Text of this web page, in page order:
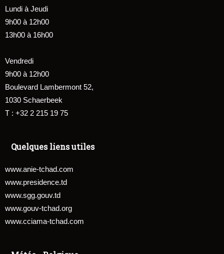
Lundi à Jeudi
9h00 à 12h00
13h00 à 16h00
Vendredi
9h00 à 12h00
Boulevard Lambermont 52,
1030 Schaerbeek
T : +32 2 215 19 75
Quelques liens utiles
www.anie-tchad.com
www.presidence.td
www.sgg.gouv.td
www.gouv-tchad.org
www.cciama-tchad.com